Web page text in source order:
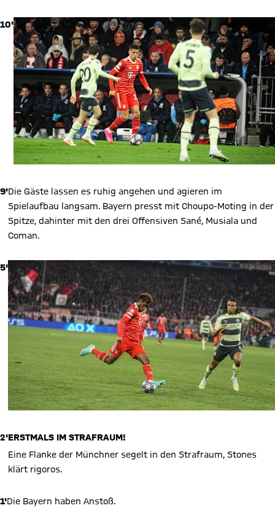
10'
9'Die Gäste lassen es ruhig angehen und agieren im
Spielaufbau langsam. Bayern presst mit Choupo-Moting in der
Spitze, dahinter mit den drei Offensiven Sané, Musiala und
Coman.
5'
2'ERSTMALS IM STRAFRAUM!
Eine Flanke der Münchner segelt in den Strafraum, Stones
klärt rigoros.
1'Die Bayern haben Anstoß.